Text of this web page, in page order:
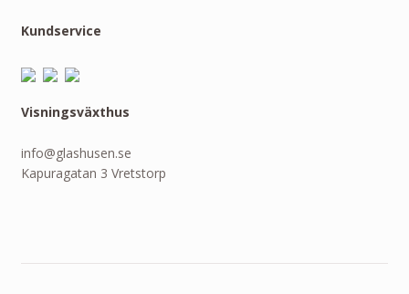
Kundservice
Visningsväxthus
info@glashusen.se
Kapuragatan 3 Vretstorp